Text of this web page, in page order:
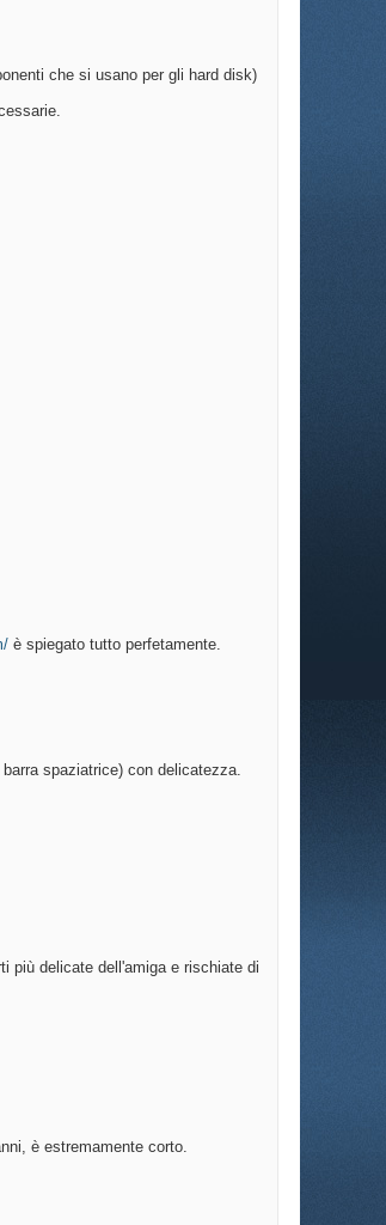
che si usano per gli hard disk)
è spiegato tutto perfetamente.
spaziatrice) con delicatezza.
più delicate dell'amiga e rischiate di
è estremamente corto.